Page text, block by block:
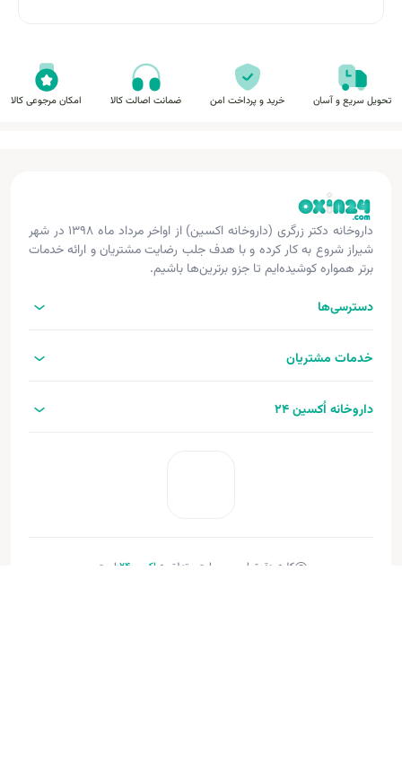
تحویل سریع و آسان خرید و پرداخت امن ضمانت اصالت کالا امکان مرجوعی کالا
داروخانه دکتر زرگری (داروخانه اکسین) از اواخر مرداد ماه ۱۳۹۸ در شهر
شیراز شروع به کار کرده و با هدف جلب رضایت مشتریان و ارائه خدمات
برتر همواره کوشیده‌ایم تا جزو برترین‌ها باشیم.
دسترسی‌ها
خدمات مشتریان
داروخانه اُکسین 24
کلیه حقوق این وب‌سایت متعلق به اکسین‌24
است.